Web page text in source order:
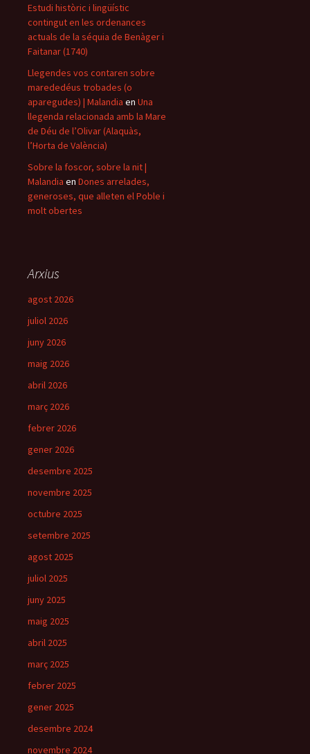
Estudi històric i lingüístic
contingut en les ordenances
actuals de la séquia de Benàger i
Faitanar (1740)
Llegendes vos contaren sobre
marededéus trobades (o
aparegudes) | Malandia en Una
llegenda relacionada amb la Mare
de Déu de l’Olivar (Alaquàs,
l’Horta de València)
Sobre la foscor, sobre la nit |
Malandia en Dones arrelades,
generoses, que alleten el Poble i
molt obertes
Arxius
agost 2026
juliol 2026
juny 2026
maig 2026
abril 2026
març 2026
febrer 2026
gener 2026
desembre 2025
novembre 2025
octubre 2025
setembre 2025
agost 2025
juliol 2025
juny 2025
maig 2025
abril 2025
març 2025
febrer 2025
gener 2025
desembre 2024
novembre 2024